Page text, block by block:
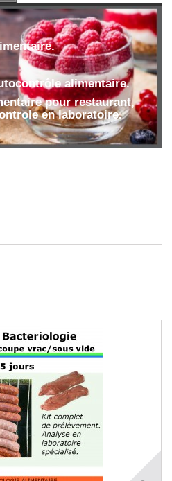
alimentaire.
pour restaurant,
en laboratoire.